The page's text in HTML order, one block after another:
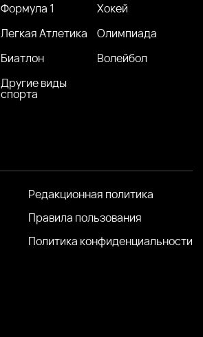
Формула 1
Хокей
Легкая Атлетика
Олимпиада
Биатлон
Волейбол
Другие виды
спорта
Редакционная политика
Правила пользования
Политика конфиденциальности